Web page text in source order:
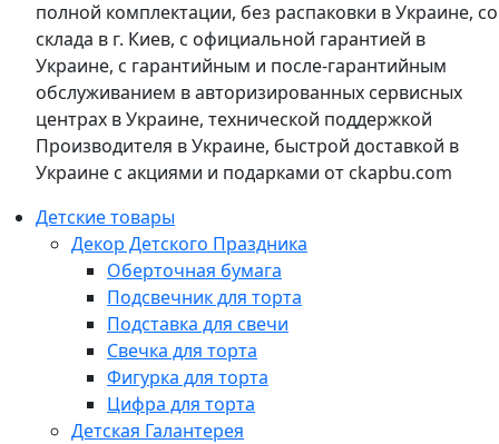
полной комплектации, без распаковки в Украине, со
склада в г. Киев, с официальной гарантией в
Украине, с гарантийным и после-гарантийным
обслуживанием в авторизированных сервисных
центрах в Украине, технической поддержкой
Производителя в Украине, быстрой доставкой в
Украине с акциями и подарками от ckapbu.com
Детские товары
Декор Детского Праздника
Оберточная бумага
Подсвечник для торта
Подставка для свечи
Свечка для торта
Фигурка для торта
Цифра для торта
Детская Галантерея